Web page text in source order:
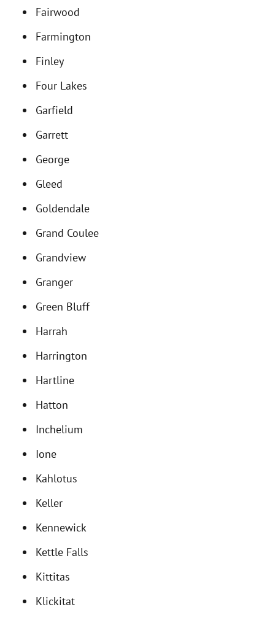
Fairwood
Farmington
Finley
Four Lakes
Garfield
Garrett
George
Gleed
Goldendale
Grand Coulee
Grandview
Granger
Green Bluff
Harrah
Harrington
Hartline
Hatton
Inchelium
Ione
Kahlotus
Keller
Kennewick
Kettle Falls
Kittitas
Klickitat